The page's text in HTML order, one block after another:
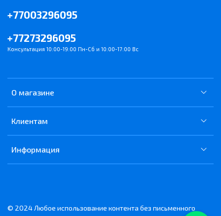
О магазине
Клиентам
Информация
+77003296095
+77273296095
Консультация 10:00-19:00 Пн-Сб и 10:00-17:00 Вс
© 2024 Любое использование контента без письменного